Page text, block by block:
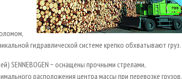
гидравлической системе крепко обхватывают груз.
SENNEBOGEN − оснащены прочными стрелами,
расположения центра массы при перевозке грузов.